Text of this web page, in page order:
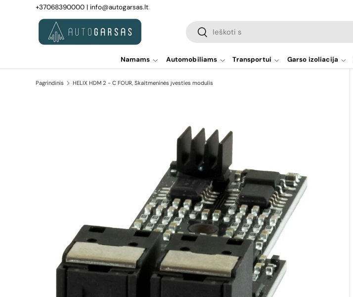
Pereiti prie turinio
+37068390000 | info@autogarsas.lt
Paieška
Paieška
Namams Automobiliams Transportui Garso izoliacija
Pagrindinis HELIX HDM 2 - C FOUR, Skaitmeninės įvesties modulis